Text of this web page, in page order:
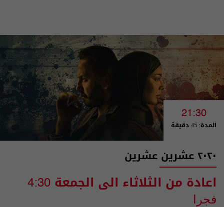
21:30
المدة: 45 دقيقة
٢٠٢٠ عشرين عشرين
اعادة من الثلاثاء الى الجمعة 4:30
فجرا